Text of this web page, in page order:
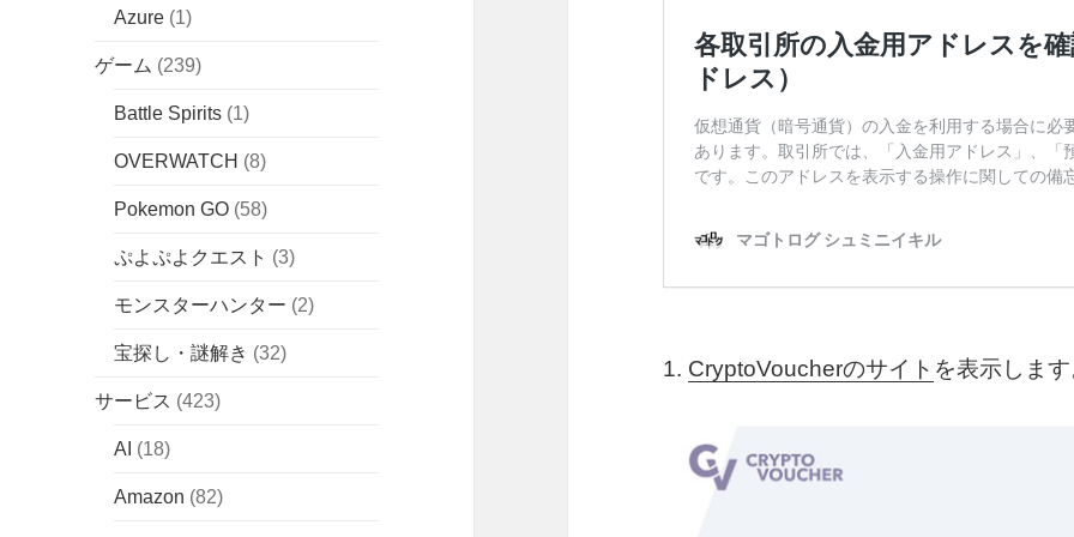
Azure (1)
ゲーム (239)
Battle Spirits (1)
OVERWATCH (8)
Pokemon GO (58)
ぷよぷよクエスト (3)
モンスターハンター (2)
宝探し・謎解き (32)
サービス (423)
AI (18)
Amazon (82)
1. CryptoVoucherのサイト を表示しま